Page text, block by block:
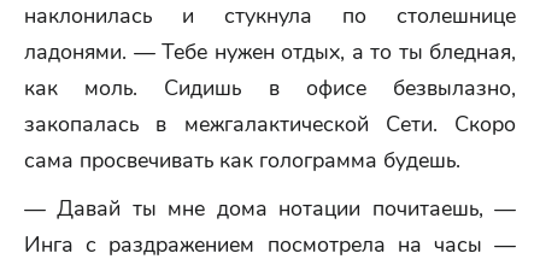
наклонилась и стукнула по столешнице
ладонями. — Тебе нужен отдых, а то ты бледная,
как моль. Сидишь в офисе безвылазно,
закопалась в межгалактической Сети. Скоро
сама просвечивать как голограмма будешь.
— Давай ты мне дома нотации почитаешь, —
Инга с раздражением посмотрела на часы —